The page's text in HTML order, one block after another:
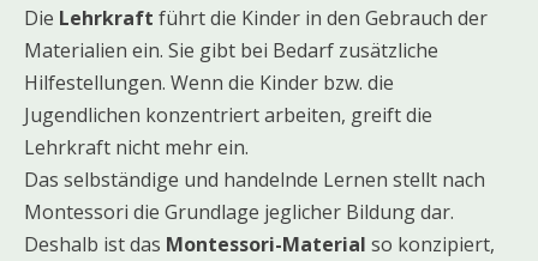
Die Lehrkraft führt die Kinder in den Gebrauch der
Materialien ein. Sie gibt bei Bedarf zusätzliche
Hilfestellungen. Wenn die Kinder bzw. die
Jugendlichen konzentriert arbeiten, greift die
Lehrkraft nicht mehr ein.
Das selbständige und handelnde Lernen stellt nach
Montessori die Grundlage jeglicher Bildung dar.
Deshalb ist das Montessori-Material so konzipiert,